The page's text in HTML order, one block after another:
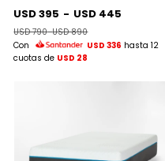
USD 395 - USD 445
USD 790-USD 890
Con
USD 336 hasta 12
cuotas de USD 28